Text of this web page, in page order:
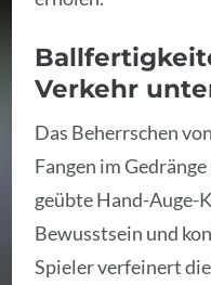
Verkehr
Das Beherrschen
Fangen im
geübte Hand-Auge-
Bewusstsein und
Spieler verfeinert